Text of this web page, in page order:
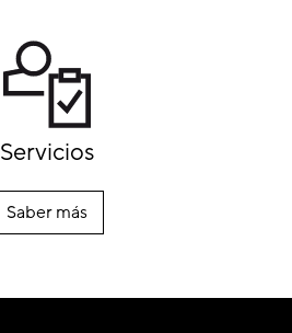
Servicios
Saber más